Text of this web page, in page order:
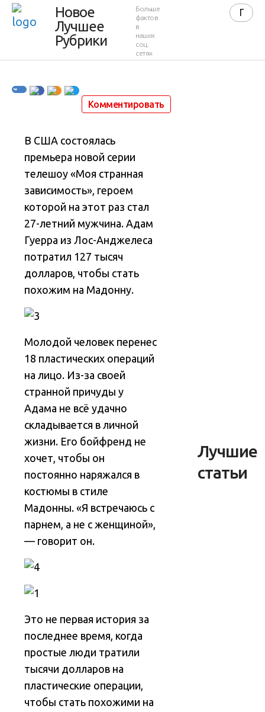
Новое
Лучшее
Рубрики
Больше
фактов
в
наших
соц.
сетях
Мадонна
25
43 727
3 февраля 2015 в 15:51
Комментировать
В США состоялась
премьера новой серии
телешоу «Моя странная
зависимость», героем
которой на этот раз стал
27-летний мужчина. Адам
Гуерра из Лос-Анджелеса
потратил 127 тысяч
долларов, чтобы стать
похожим на Мадонну.
Молодой человек перенес
18 пластических операций
на лицо. Из-за своей
странной причуды у
Адама не всё удачно
складывается в личной
жизни. Его бойфренд не
хочет, чтобы он
постоянно наряжался в
костюмы в стиле
Мадонны. «Я встречаюсь с
парнем, а не с женщиной»,
— говорит он.
Это не первая история за
последнее время, когда
простые люди тратили
тысячи долларов на
пластические операции,
чтобы стать похожими на
Лучшие
статьи